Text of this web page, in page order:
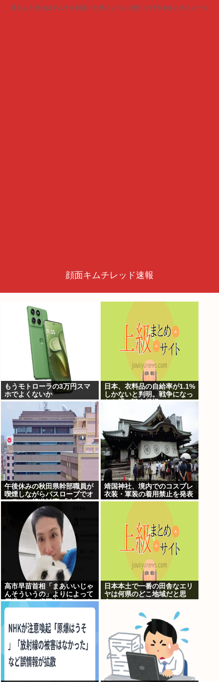
見る人が見ればキムチを頬張った時のように火照りだす5chまとめニュース
顔面キムチレッド速報
もうモトローラの3万円スマ
ホでよくないか
日本、衣料品の自給率が1.1%
しかないと判明。戦争になっ
たら裸で戦う模様www
午後休みの秋田県幹部職員が
喫煙しながらバスローブでオ
ンライン報道対応 「自宅」と
の説明に疑義 背景がラブホテ
ルの客室ような壁紙
靖国神社、境内でのコスプレ
衣装・軍装の着用禁止を発表
高市早苗首相「まあいいじゃ
んそういうの」よりによって
原爆の日に歯医者に行ってた
ことが発覚し批判が殺到大炎
日本本土で一番の田舎なエリ
ヤは何県のどこ地域だと思